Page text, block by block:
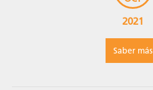
2021
Saber más